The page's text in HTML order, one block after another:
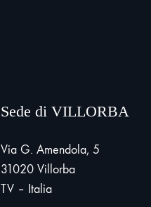
Sede di VILLORBA
Via G. Amendola, 5
31020 Villorba
TV – Italia